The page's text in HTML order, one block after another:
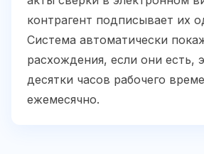
контрагент подписывает их
Система автоматически
расхождения, если они есть,
десятки часов рабочего
ежемесячно.